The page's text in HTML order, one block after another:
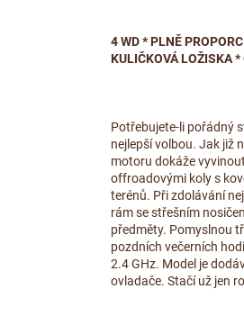
4 WD * PLNĚ
KULIČKOVÁ LOŽISKA *
Potřebujete-li pořádný
nejlepší volbou. Jak již
motoru dokáže
offroadovými koly s
terénů. Při zdolávání
rám se střešním
předměty. Pomyslnou
pozdních večerních
2.4 GHz. Model je
ovladače. Stačí už jen